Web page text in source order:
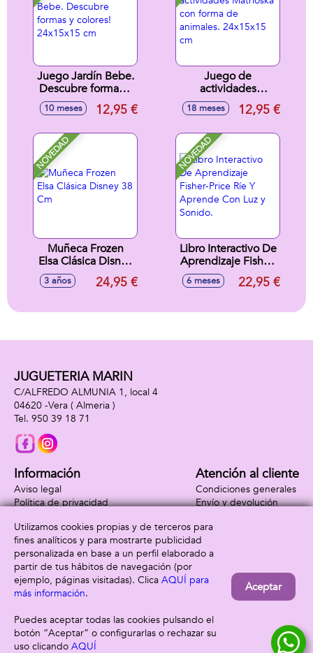
Juego Jardín Bebe.
Descubre formas y
colores! 24x15x15
cm
10 meses 12,95 €
Juego de
actividades
Matrioska con
forma de animales.
18 meses 12,95 €
NOVEDAD
Muñeca Frozen
Elsa Clásica Disney
38 Cm
3 años 24,95 €
NOVEDAD
Libro Interactivo De
Aprendizaje Fisher-
Price Ríe Y
Aprende Con Luz y
6 meses 22,95 €
JUGUETERIA MARIN
C/ALFREDO ALMUNIA 1, local 4
04620 -Vera ( Almeria )
950 39 18 71
Información
Aviso legal
Política de privacidad
Atención al cliente
Condiciones generales
Envío y devolución
Formas de pago
Utilizamos cookies propias y de terceros para
fines analíticos y para mostrarte publicidad
personalizada en base a un perfil elaborado a
partir de tus hábitos de navegación (por
ejemplo, páginas visitadas). Clica AQUÍ para
más información.
Puedes aceptar todas las cookies pulsando el
botón “Aceptar” o configurarlas o rechazar su
uso clicando AQUÍ
Aceptar